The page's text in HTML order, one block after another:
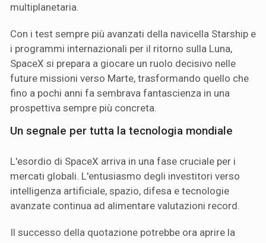
multiplanetaria.
Con i test sempre più avanzati della navicella Starship e
i programmi internazionali per il ritorno sulla Luna,
SpaceX si prepara a giocare un ruolo decisivo nelle
future missioni verso Marte, trasformando quello che
fino a pochi anni fa sembrava fantascienza in una
prospettiva sempre più concreta.
Un segnale per tutta la tecnologia mondiale
L'esordio di SpaceX arriva in una fase cruciale per i
mercati globali. L'entusiasmo degli investitori verso
intelligenza artificiale, spazio, difesa e tecnologie
avanzate continua ad alimentare valutazioni record.
Il successo della quotazione potrebbe ora aprire la